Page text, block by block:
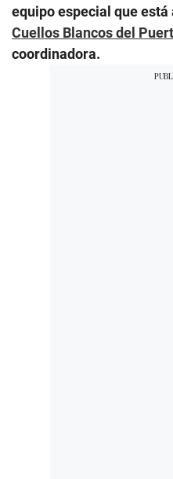
equipo especial que está
Cuellos Blancos del
coordinadora.